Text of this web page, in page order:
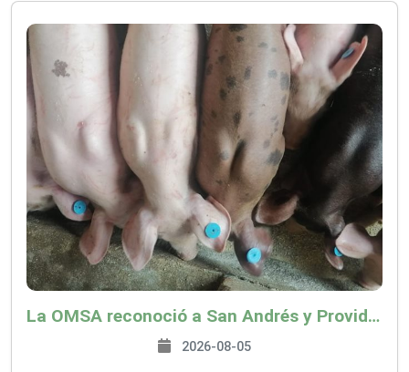
La OMSA reconoció a San Andrés y Providencia como zona libre de Peste Porcina Clásica (PPC)
2026-08-05